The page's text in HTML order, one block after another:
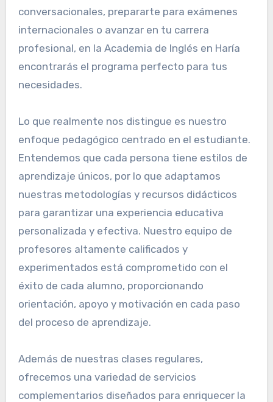
conversacionales, prepararte para exámenes
internacionales o avanzar en tu carrera
profesional, en la Academia de Inglés en Haría
encontrarás el programa perfecto para tus
necesidades.
Lo que realmente nos distingue es nuestro
enfoque pedagógico centrado en el estudiante.
Entendemos que cada persona tiene estilos de
aprendizaje únicos, por lo que adaptamos
nuestras metodologías y recursos didácticos
para garantizar una experiencia educativa
personalizada y efectiva. Nuestro equipo de
profesores altamente calificados y
experimentados está comprometido con el
éxito de cada alumno, proporcionando
orientación, apoyo y motivación en cada paso
del proceso de aprendizaje.
Además de nuestras clases regulares,
ofrecemos una variedad de servicios
complementarios diseñados para enriquecer la